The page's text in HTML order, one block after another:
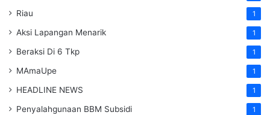
Riau 1
Aksi Lapangan Menarik 1
Beraksi Di 6 Tkp 1
MAmaUpe 1
HEADLINE NEWS 1
Penyalahgunaan BBM Subsidi 1